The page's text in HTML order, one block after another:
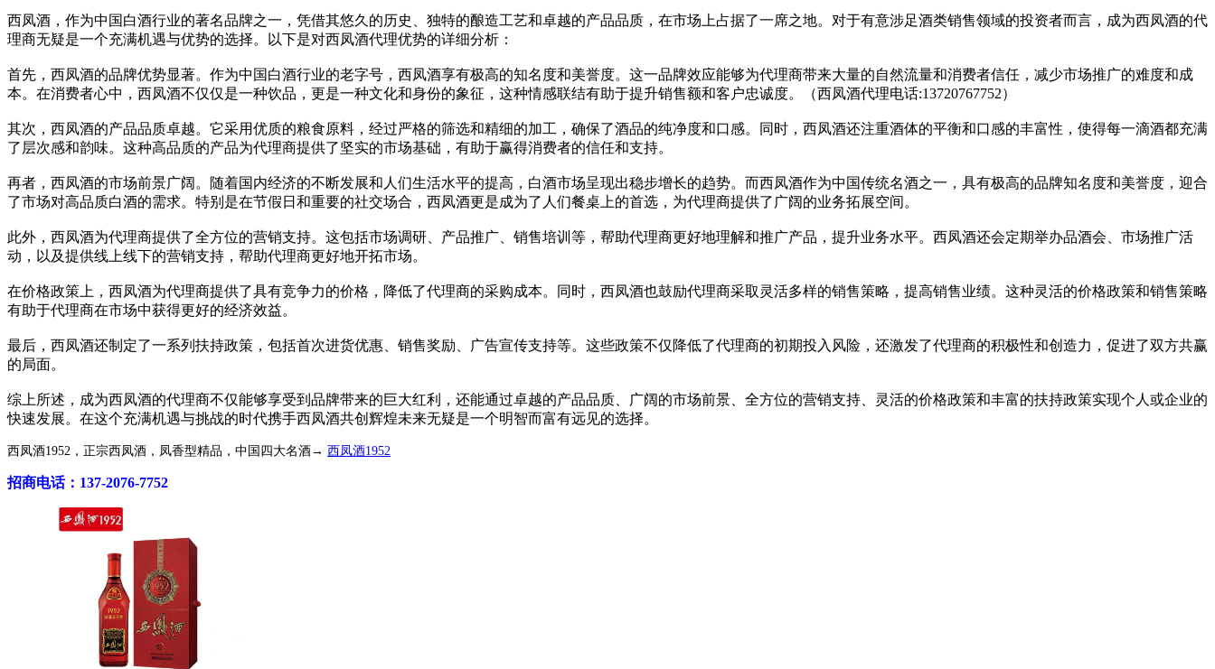
西凤酒，作为中国白酒行业的著名品牌之一，凭借其悠久的历史、独特的酿造工艺和卓越的产品品质，在市场上占据了一席之地。对于有意涉足酒类销售领域的投资者而言，成为西凤酒的代
理商无疑是一个充满机遇与优势的选择。以下是对西凤酒代理优势的详细分析：
首先，西凤酒的品牌优势显著。作为中国白酒行业的老字号，西凤酒享有极高的知名度和美誉度。这一品牌效应能够为代理商带来大量的自然流量和消费者信任，减少市场推广的难度和成
本。在消费者心中，西凤酒不仅仅是一种饮品，更是一种文化和身份的象征，这种情感联结有助于提升销售额和客户忠诚度。（西凤酒代理电话:13720767752）
其次，西凤酒的产品品质卓越。它采用优质的粮食原料，经过严格的筛选和精细的加工，确保了酒品的纯净度和口感。同时，西凤酒还注重酒体的平衡和口感的丰富性，使得每一滴酒都充满
了层次感和韵味。这种高品质的产品为代理商提供了坚实的市场基础，有助于赢得消费者的信任和支持。
再者，西凤酒的市场前景广阔。随着国内经济的不断发展和人们生活水平的提高，白酒市场呈现出稳步增长的趋势。而西凤酒作为中国传统名酒之一，具有极高的品牌知名度和美誉度，迎合
了市场对高品质白酒的需求。特别是在节假日和重要的社交场合，西凤酒更是成为了人们餐桌上的首选，为代理商提供了广阔的业务拓展空间。
此外，西凤酒为代理商提供了全方位的营销支持。这包括市场调研、产品推广、销售培训等，帮助代理商更好地理解和推广产品，提升业务水平。西凤酒还会定期举办品酒会、市场推广活
动，以及提供线上线下的营销支持，帮助代理商更好地开拓市场。
在价格政策上，西凤酒为代理商提供了具有竞争力的价格，降低了代理商的采购成本。同时，西凤酒也鼓励代理商采取灵活多样的销售策略，提高销售业绩。这种灵活的价格政策和销售策略
有助于代理商在市场中获得更好的经济效益。
最后，西凤酒还制定了一系列扶持政策，包括首次进货优惠、销售奖励、广告宣传支持等。这些政策不仅降低了代理商的初期投入风险，还激发了代理商的积极性和创造力，促进了双方共赢
的局面。
综上所述，成为西凤酒的代理商不仅能够享受到品牌带来的巨大红利，还能通过卓越的产品品质、广阔的市场前景、全方位的营销支持、灵活的价格政策和丰富的扶持政策实现个人或企业的
快速发展。在这个充满机遇与挑战的时代携手西凤酒共创辉煌未来无疑是一个明智而富有远见的选择。
西凤酒1952，正宗西凤酒，凤香型精品，中国四大名酒→ 西凤酒1952
招商电话：137-2076-7752